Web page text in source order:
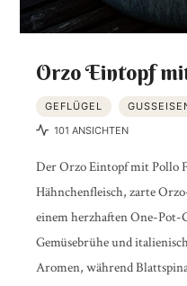
Orzo Eintopf
GEFLÜGEL
101 ANSICHTEN
Der Orzo Eintopf mit Pollo
Hähnchenfleisch, zarte
einem herzhaften One-Pot-
Gemüsebrühe und
Aromen, während